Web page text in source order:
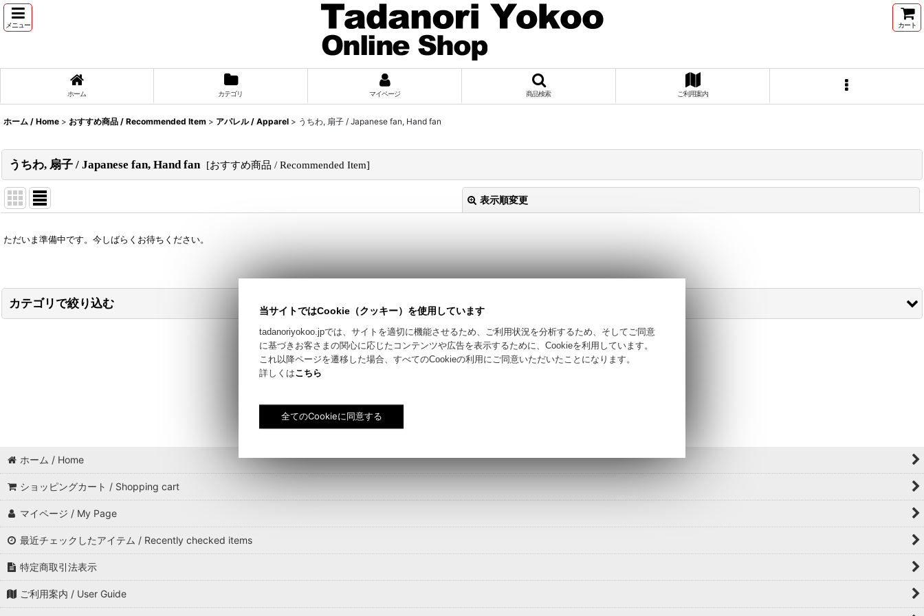
メニュー カート
ホーム カテゴリ マイページ 商品検索 ご利用案内
ホーム / Home > おすすめ商品 / Recommended Item > アパレル / Apparel > うちわ, 扇子 / Japanese fan, Hand fan
うちわ, 扇子 / Japanese fan, Hand fan [おすすめ商品 / Recommended Item]
表示順変更
表示数:
絞り込む
ただいま準備中です。今しばらくお待ちください。
カテゴリで絞り込む
アンダーウェア / Underwear
帽子 / Hat, Cap
バッグ, ポーチ / Bag, Pouch
スケートボード / Skateboard
ホームスタイル / Home style
タオル, スカーフ, 手ぬぐい / Towel, Scarf, Tenugui
ホーム / Home
ショッピングカート / Shopping cart
マイページ / My Page
最近チェックしたアイテム / Recently checked items
特定商取引法表示
ご利用案内 / User Guide
当サイトではCookie（クッキー）を使用しています
tadanoriyokoo.jpでは、サイトを適切に機能させるため、ご利用状況を分析するため、そしてご同意
に基づきお客さまの関心に応じたコンテンツや広告を表示するために、Cookieを利用しています。
これ以降ページを遷移した場合、すべてのCookieの利用にご同意いただいたことになります。
詳しくはこちら